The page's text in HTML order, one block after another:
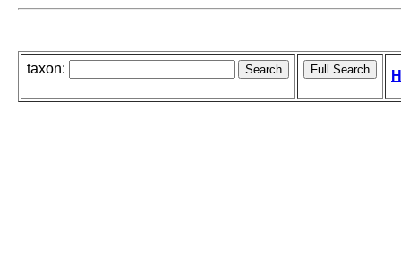
taxon: